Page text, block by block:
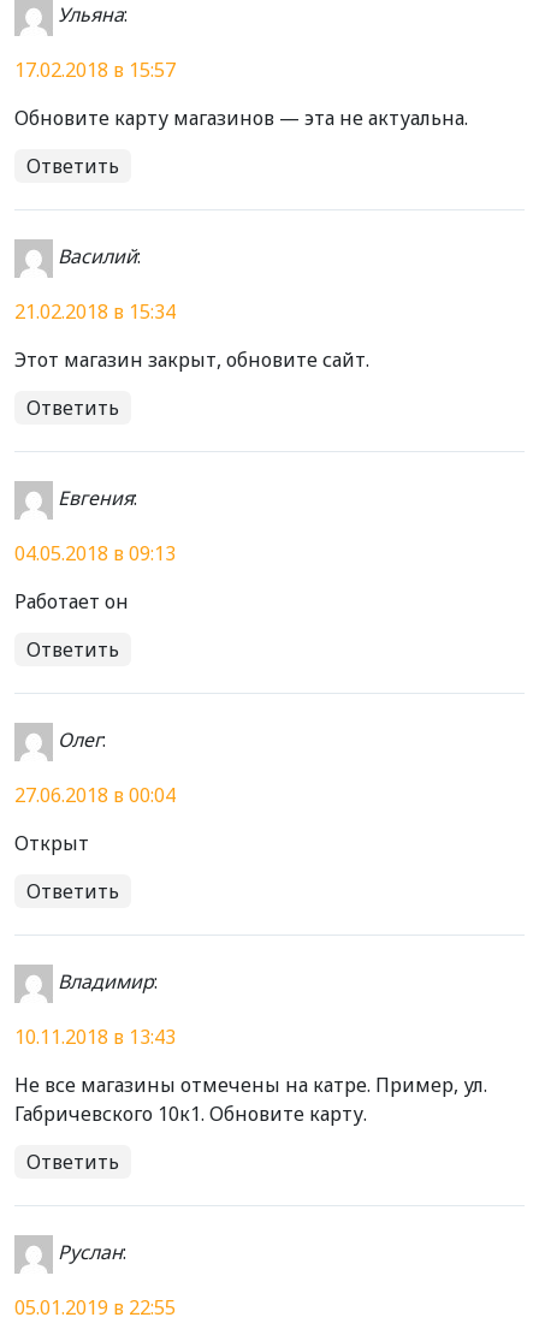
Ульяна:
17.02.2018 в 15:57
Обновите карту магазинов — эта не актуальна.
Ответить
Василий:
21.02.2018 в 15:34
Этот магазин закрыт, обновите сайт.
Ответить
Евгения:
04.05.2018 в 09:13
Работает он
Ответить
Олег:
27.06.2018 в 00:04
Открыт
Ответить
Владимир:
10.11.2018 в 13:43
Не все магазины отмечены на катре. Пример, ул.
Габричевского 10к1. Обновите карту.
Ответить
Руслан:
05.01.2019 в 22:55